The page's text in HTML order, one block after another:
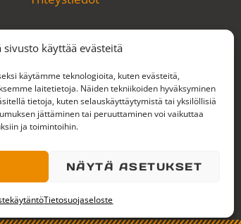
sivusto käyttää evästeitä
käytämme teknologioita, kuten evästeitä,
laitetietoja. Näiden tekniikoiden hyväksyminen
tietoja, kuten selauskäyttäytymistä tai yksilöllisiä
jättäminen tai peruuttaminen voi vaikuttaa
ja toimintoihin.
NÄYTÄ ASETUKSET
Tietosuojaseloste
LinkedIn
Liiton jäsen